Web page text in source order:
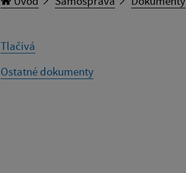
Tlačivá
Ostatné dokumenty